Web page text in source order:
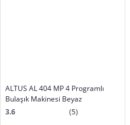
ALTUS AL 404 MP 4 Programlı
Bulaşık Makinesi Beyaz
3.6
(5)